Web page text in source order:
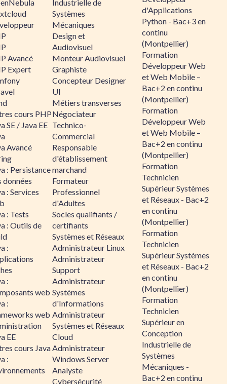
Avancé
Expert
cours PHP
SE / Java EE
Avancé
: Persistance
données
: Services
: Tests
: Outils de
:
:
web
:
web
EE
cours Java
:
Industrielle de
Systèmes
Mécaniques
Design et
Audiovisuel
Monteur Audiovisuel
Graphiste
Concepteur Designer
UI
Métiers transverses
Négociateur
Technico-
Commercial
Responsable
d'établissement
marchand
Formateur
Professionnel
d'Adultes
Socles qualifiants /
certifiants
Systèmes et Réseaux
Administrateur Linux
Administrateur
Support
Administrateur
Systèmes
d'Informations
Administrateur
Systèmes et Réseaux
Cloud
Administrateur
Windows Server
Analyste
Cybersécurité
d'Applications
Python - Bac+3 en
continu
(Montpellier)
Formation
Développeur Web
et Web Mobile –
Bac+2 en continu
(Montpellier)
Formation
Développeur Web
et Web Mobile –
Bac+2 en continu
(Montpellier)
Formation
Technicien
Supérieur Systèmes
et Réseaux - Bac+2
en continu
(Montpellier)
Formation
Technicien
Supérieur Systèmes
et Réseaux - Bac+2
en continu
(Montpellier)
Formation
Technicien
Supérieur en
Conception
Industrielle de
Systèmes
Mécaniques -
Bac+2 en continu